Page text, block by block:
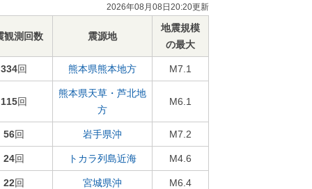
2026年08月08日20:20更新
観測回数 震源地
地震規模
の最大
334回 熊本県熊本地方 M7.1
115回
熊本県天草・芦北地
方
M6.1
56回 岩手県沖 M7.2
24回 トカラ列島近海 M4.6
22回 宮城県沖 M6.4